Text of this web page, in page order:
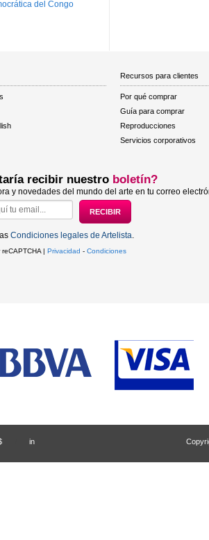
del Congo
Recursos para clientes
Por qué comprar
Guía para comprar
Reproducciones
Servicios corporativos
recibir nuestro boletín?
y novedades del mundo del arte en tu correo
Condiciones legales de Artelista.
| Privacidad - Condiciones
in